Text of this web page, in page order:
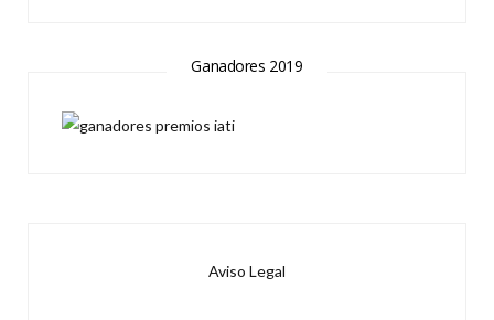
Ganadores 2019
Aviso Legal